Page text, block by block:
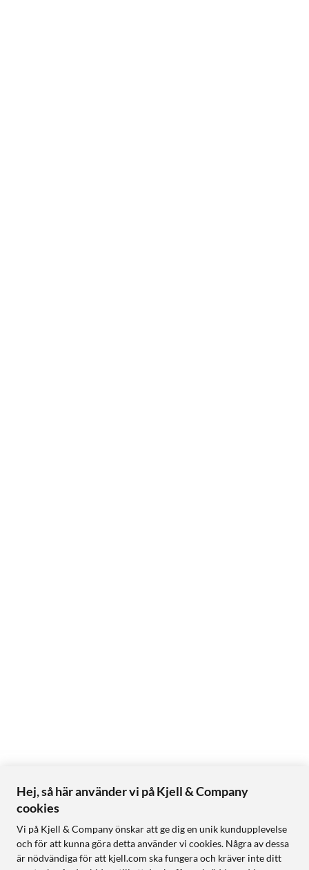
Hej, så här använder vi på Kjell & Company
cookies
Vi på Kjell & Company önskar att ge dig en unik kundupplevelse
och för att kunna göra detta använder vi cookies. Några av dessa
är nödvändiga för att kjell.com ska fungera och kräver inte ditt